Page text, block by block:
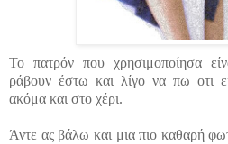
Το πατρόν που χρησιμοποίησα
ράβουν έστω και λίγο να πω οτι
ακόμα και στο χέρι.
Άντε ας βάλω και μια πιο καθαρή